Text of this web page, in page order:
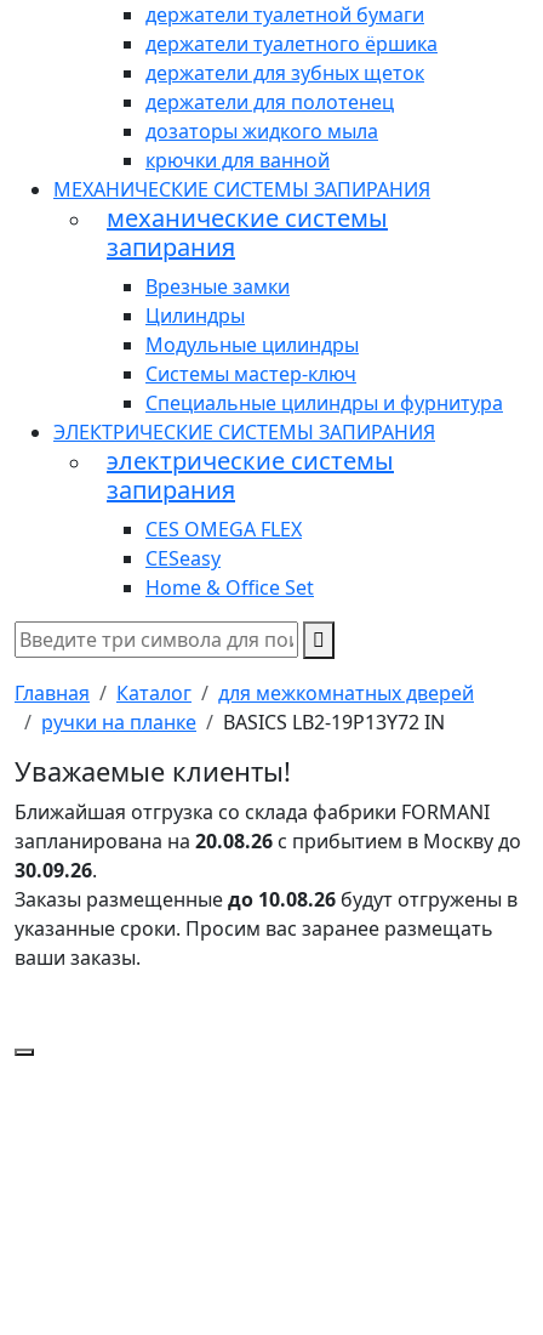
держатели туалетной бумаги
держатели туалетного ёршика
держатели для зубных щеток
держатели для полотенец
дозаторы жидкого мыла
крючки для ванной
МЕХАНИЧЕСКИЕ СИСТЕМЫ ЗАПИРАНИЯ
механические системы
запирания
Врезные замки
Цилиндры
Модульные цилиндры
Системы мастер-ключ
Специальные цилиндры и фурнитура
ЭЛЕКТРИЧЕСКИЕ СИСТЕМЫ ЗАПИРАНИЯ
электрические системы
запирания
CES OMEGA FLEX
CESeasy
Home & Office Set
Главная Каталог
для межкомнатных дверей
ручки на планке
BASICS LB2-19P13Y72 IN
Уважаемые клиенты!
Ближайшая отгрузка со склада фабрики FORMANI
запланирована на 20.08.26 с прибытием в Москву до
30.09.26.
Заказы размещенныедо 10.08.26 будут отгружены в
указанные сроки. Просим вас заранее размещать
ваши заказы.